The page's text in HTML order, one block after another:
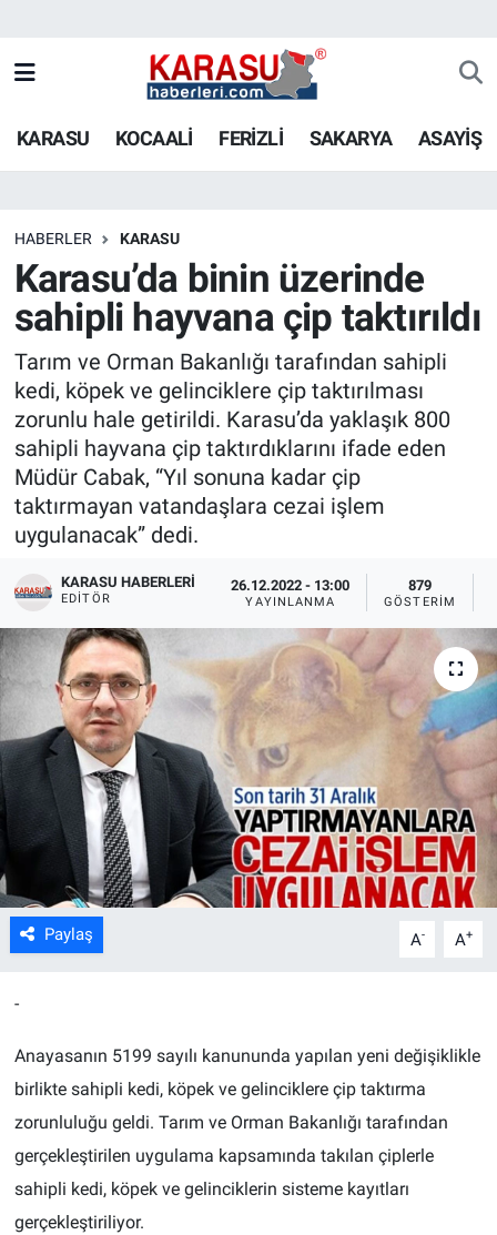
KARASU KOCAALİ FERİZLİ SAKARYA ASAYİŞ
HABERLER KARASU
Karasu’da binin üzerinde
sahipli hayvana çip taktırıldı
Tarım ve Orman Bakanlığı tarafından sahipli
kedi, köpek ve gelinciklere çip taktırılması
zorunlu hale getirildi. Karasu’da yaklaşık 800
sahipli hayvana çip taktırdıklarını ifade eden
Müdür Cabak, “Yıl sonuna kadar çip
taktırmayan vatandaşlara cezai işlem
uygulanacak” dedi.
KARASU HABERLERI
EDITÖR
26.12.2022 - 13:00
YAYINLANMA
879
GÖSTERIM
Paylaş A- A+
-
Anayasanın 5199 sayılı kanununda yapılan yeni değişiklikle
birlikte sahipli kedi, köpek ve gelinciklere çip taktırma
zorunluluğu geldi. Tarım ve Orman Bakanlığı tarafından
gerçekleştirilen uygulama kapsamında takılan çiplerle
sahipli kedi, köpek ve gelinciklerin sisteme kayıtları
gerçekleştiriliyor.